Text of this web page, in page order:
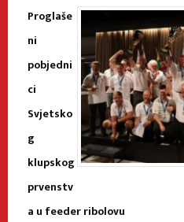
Proglaše
ni
pobjedni
ci
Svjetsko
g
klupskog
prvenstv
a u feeder ribolovu